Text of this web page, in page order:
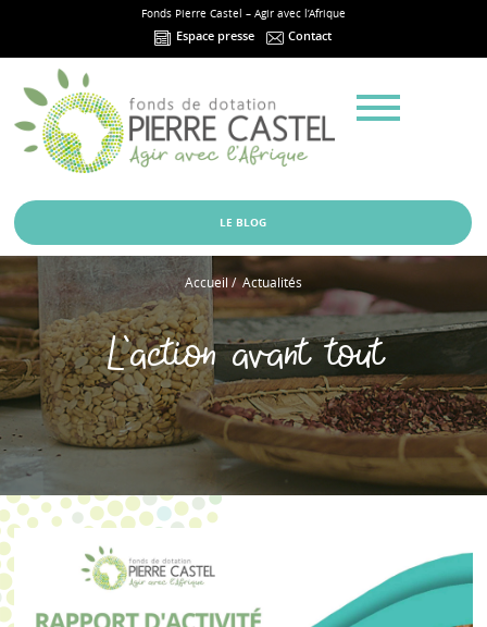
Fonds Pierre Castel – Agir avec l’Afrique
Espace presse Contact
LE BLOG
Accueil/Actualités
L'action avant tout